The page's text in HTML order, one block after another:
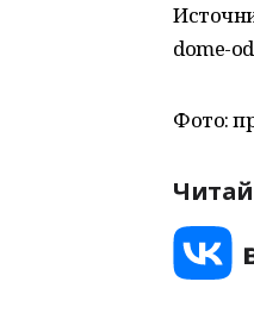
dome-
Фото: